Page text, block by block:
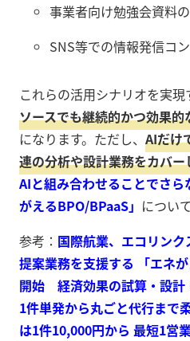
事業者向け勉強会資料
SNS等での情報発信コ
これらの活用シナリオを実現
ソースでも継続的かつ効果
になります。ただし、 AIだけ
連の分析や設計業務をカバ
AIと組み合わせることでさ
がえるBPO/BPaaS」 につい
参考： 国際航業、エコリンク
提案業務を支援する 「エネ
開始 経済効果の試算・設計
1件単発から丸ごと代行まで
は1件10,000円から 最短1営